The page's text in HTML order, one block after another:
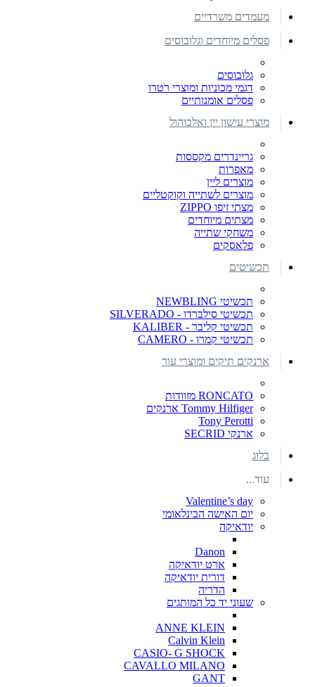
מעמדים משרדיים
פסלים מיוחדים וגלובוסים
גלובוסים
דגמי מכוניות ומוצרי רטרו
פסלים אומנותיים
מוצרי עישון יין ואלכוהול
גריינדרים מקססות
מאפרות
מוצרים ליין
מוצרים לשתייה וקוקטליים
מצתי זיפו ZIPPO
מצתים מיוחדים
משחקי שתייה
פלאסקים
תכשיטים
תכשיטי NEWBLING
תכשיטי סילברדו - SILVERADO
תכשיטי קליבר - KALIBER
תכשיטי קמרו - CAMERO
ארנקים תיקים ומוצרי עור
RONCATO מזוודות
Tommy Hilfiger ארנקים
Tony Perotti
ארנקי SECRID
בלוג
עוד...
Valentine’s day
יום האישה הבינלאומי
יודאיקה
Danon
ארט יודאיקה
דורית יודאיקה
הדריה
שעוני יד כל המותגים
ANNE KLEIN
Calvin Klein
CASIO- G SHOCK
CAVALLO MILANO
GANT